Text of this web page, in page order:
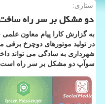
ستاری:
دو مشكل بر سر راه
به گزارش کارا پیام معاون
در تولید موتورهای دوچرخ برقی
شهرداری به سادگی می تواند
سوآپ دو مشکل بر سر راه